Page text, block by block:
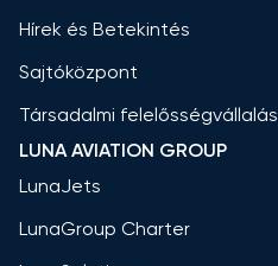
Hírek és Betekintés
Sajtóközpont
Társadalmi felelősségvállalás
LUNA AVIATION GROUP
LunaJets
LunaGroup Charter